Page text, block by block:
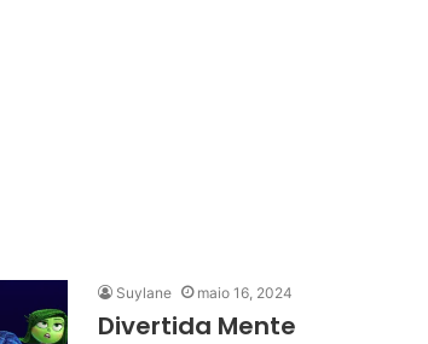
Suylane maio 16, 2024
Divertida Mente